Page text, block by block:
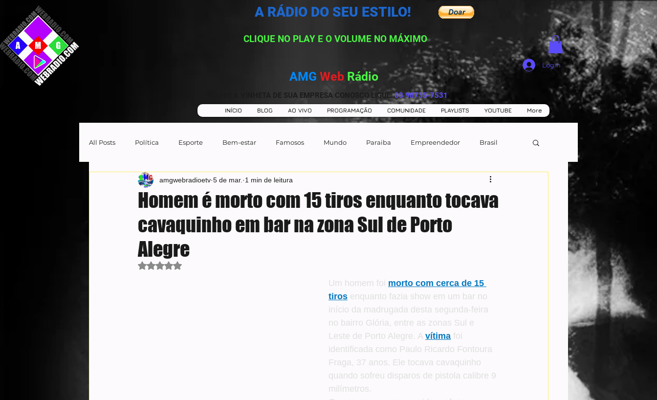
CLIQUE NO PLAY E O VOLUME NO MÁXIMO
AMG Web Rádio
GRAVE A VINHETA DE SUA EMPRESA CONOSCO LIGUE:83 98735-7531
A RÁDIO DO SEU ESTILO!
Login
INÍCIO BLOG AO VIVO PROGRAMAÇÃO COMUNIDADE PLAYLISTS YOUTUBE More
All Posts Política Esporte Bem-estar Famosos Mundo Paraiba Empreendedor Brasil
Homem é morto com 15 tiros enquanto tocava
cavaquinho em bar na zona Sul de Porto
Alegre
amgwebradioetv 5 de mar. 1 min de leitura
Avaliado com NaN de 5 estrelas.
Um homem foi morto com cerca de 15
tiros enquanto fazia show em um bar no
início da madrugada desta segunda-feira
no bairro Glória, entre as zonas Sul e
Leste de Porto Alegre. A vítima foi
identificada como Paulo Ricardo Fontoura
Fraga, 37 anos. Ele tocava cavaquinho
quando sofreu disparos de pistola calibre 9
milímetros.